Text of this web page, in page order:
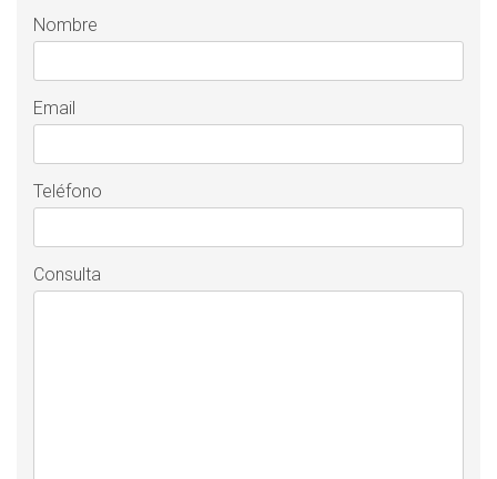
Nombre
Email
Teléfono
Consulta